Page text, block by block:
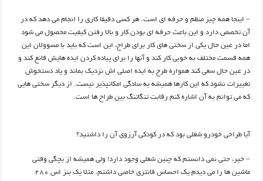
– اینجا همه چیز منظم و حرفه ای است. هر کسی دقیقا کاری را انجام می دهد که در
آن تخصص دارد و این باعث حرفه ای بودن کار و بالا رفتن کیفیت محصول می شود
اما در عین حال یکی از سختی های کار برای طراح، این است که باید با مسوولان این
همه قسمت مختلف به خوبی کار کند و آنها را برای پیاده کردن ایده هایش قانع کند و
در عین حال سعی کند همواره طرح به ایده اصلی اش نزدیک بماند و یاد دستخوش
تغییرات نشود که این کارها همیشه به سادگی امکانپذیر نیست. از دیگر سختی هایی
که می توانم به آن اشاره کنم رقابت تنگاتنگ بین طراح ها است.
آیا طراحی خودرو شغلی بود که در کودکی آرزوی آن را داشتید؟
– خیر، حتی نمی دانستم که چنین شغلی وجود دارد! ولی همیشه از بچگی وقتی
ماشین ها را می دیدم یک احساس فانتزی خاصی داشتم. مثلا یک بنز اس 280